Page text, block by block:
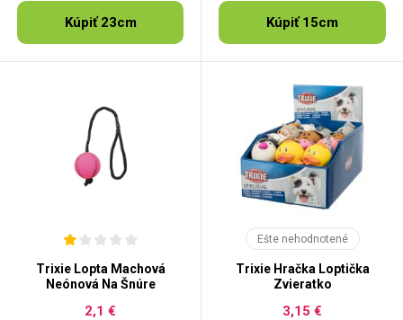
Kúpiť 23cm Kúpiť 15cm
Trixie Lopta Machová
Neónová Na Šnúre
2,1 €
Ešte nehodnotené
Trixie Hračka Loptička
Zvieratko
3,15 €